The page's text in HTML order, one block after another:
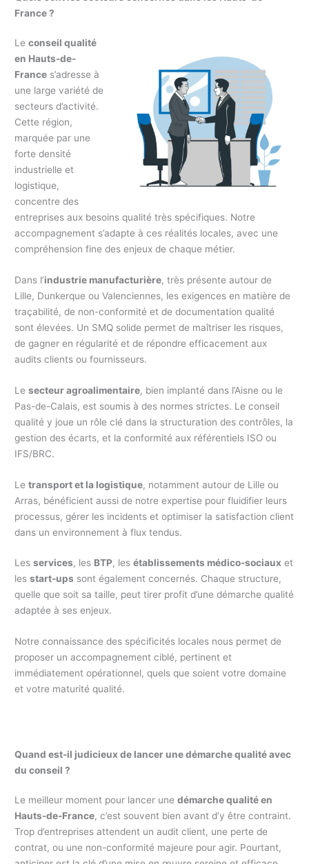
France ?
Leconseil qualité
en Hauts-de-
France s’adresse à
une large variété de
secteurs d’activité.
Cette région,
marquée par une
forte densité
industrielle et
logistique,
concentre des
entreprises aux besoins qualité très spécifiques. Notre
accompagnement s’adapte à ces réalités locales, avec une
compréhension fine des enjeux de chaque métier.
Dans l’industrie manufacturière, très présente autour de
Lille, Dunkerque ou Valenciennes, les exigences en matière de
traçabilité, de non-conformité et de documentation qualité
sont élevées. Un SMQ solide permet de maîtriser les risques,
de gagner en régularité et de répondre efficacement aux
audits clients ou fournisseurs.
Lesecteur agroalimentaire, bien implanté dans l’Aisne ou le
Pas-de-Calais, est soumis à des normes strictes. Le conseil
qualité y joue un rôle clé dans la structuration des contrôles, la
gestion des écarts, et la conformité aux référentiels ISO ou
IFS/BRC.
Letransport et la logistique, notamment autour de Lille ou
Arras, bénéficient aussi de notre expertise pour fluidifier leurs
processus, gérer les incidents et optimiser la satisfaction client
dans un environnement à flux tendus.
Lesservices, les BTP, lesétablissements médico-sociaux et
lesstart-ups sont également concernés. Chaque structure,
quelle que soit sa taille, peut tirer profit d’une démarche qualité
adaptée à ses enjeux.
Notre connaissance des spécificités locales nous permet de
proposer un accompagnement ciblé, pertinent et
immédiatement opérationnel, quels que soient votre domaine
et votre maturité qualité.
Quand est-il judicieux de lancer une démarche qualité avec
du conseil ?
Le meilleur moment pour lancer unedémarche qualité en
Hauts-de-France, c’est souvent bien avant d’y être contraint.
Trop d’entreprises attendent un audit client, une perte de
contrat, ou une non-conformité majeure pour agir. Pourtant,